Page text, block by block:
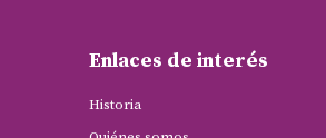
Enlaces de interés
Historia